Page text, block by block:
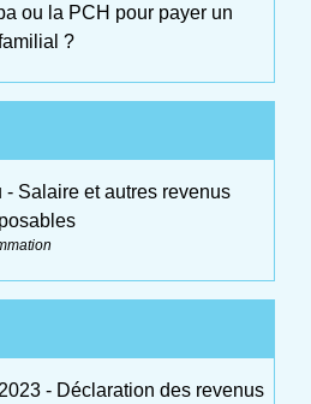
ou la PCH pour payer un
?
- Salaire et autres revenus
- Déclaration des revenus